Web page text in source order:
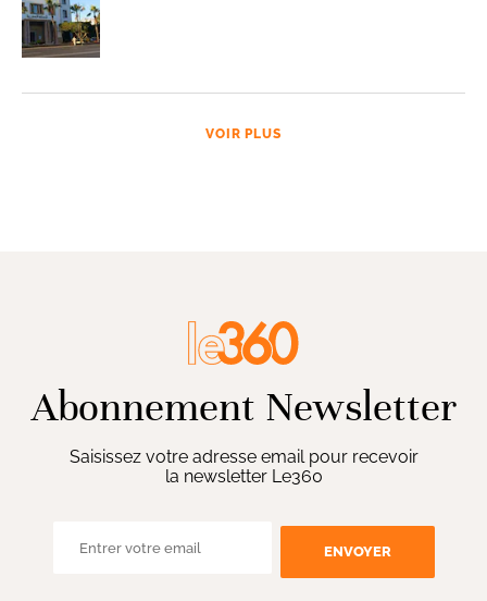
VOIR PLUS
Abonnement Newsletter
Saisissez votre adresse email pour recevoir
la newsletter Le360
ENVOYER